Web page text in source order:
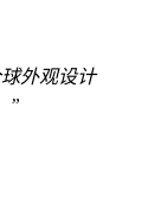
外观设计
”